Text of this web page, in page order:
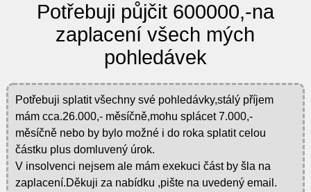
Potřebuji půjčit 600000,-na
zaplacení všech mých
pohledávek
Potřebuji splatit všechny své pohledávky,stálý příjem
mám cca.26.000,- měsíčně,mohu splácet 7.000,-
měsíčně nebo by bylo možné i do roka splatit celou
částku plus domluvený úrok.
V insolvenci nejsem ale mám exekuci část by šla na
zaplacení.Děkuji za nabídku ,pište na uvedený email.